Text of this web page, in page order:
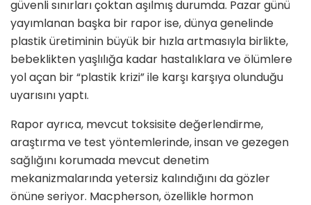
güvenli sınırları çoktan aşılmış durumda. Pazar günü
yayımlanan başka bir rapor ise, dünya genelinde
plastik üretiminin büyük bir hızla artmasıyla birlikte,
bebeklikten yaşlılığa kadar hastalıklara ve ölümlere
yol açan bir “plastik krizi” ile karşı karşıya olunduğu
uyarısını yaptı.
Rapor ayrıca, mevcut toksisite değerlendirme,
araştırma ve test yöntemlerinde, insan ve gezegen
sağlığını korumada mevcut denetim
mekanizmalarında yetersiz kalındığını da gözler
önüne seriyor. Macpherson, özellikle hormon